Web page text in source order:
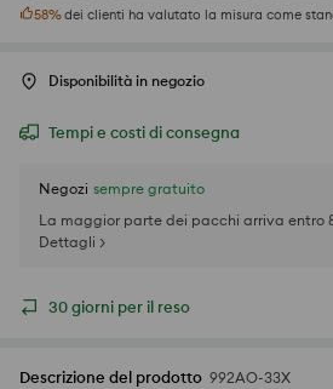
58%dei clienti ha valutato la misura come
Disponibilità in negozio
Tempi e costi di consegna
Negozi sempre gratuito
La maggior parte dei pacchi arriva entro
Dettagli >
30 giorni per il reso
Descrizione del prodotto 992AO-33X